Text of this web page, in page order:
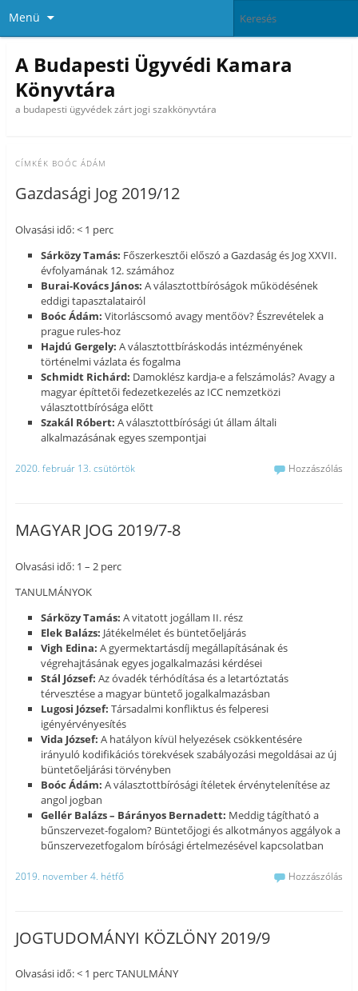
Menü
A Budapesti Ügyvédi Kamara
Könyvtára
a budapesti ügyvédek zárt jogi szakkönyvtára
CÍMKÉK BOÓC ÁDÁM
Gazdasági Jog 2019/12
Olvasási idő: < 1 perc
Sárközy Tamás: Főszerkesztői előszó a Gazdaság és Jog XXVII.
évfolyamának 12. számához
Burai-Kovács János: A választottbíróságok működésének
eddigi tapasztalatairól
Boóc Ádám: Vitorláscsomó avagy mentőöv? Észrevételek a
prague rules-hoz
Hajdú Gergely: A választottbíráskodás intézményének
történelmi vázlata és fogalma
Schmidt Richárd: Damoklész kardja-e a felszámolás? Avagy a
magyar építtetői fedezetkezelés az ICC nemzetközi
választottbírósága előtt
Szakál Róbert: A választottbírósági út állam általi
alkalmazásának egyes szempontjai
2020. február 13. csütörtök Hozzászólás
MAGYAR JOG 2019/7-8
Olvasási idő: 1 – 2 perc
TANULMÁNYOK
Sárközy Tamás: A vitatott jogállam II. rész
Elek Balázs: Játékelmélet és büntetőeljárás
Vigh Edina: A gyermektartásdíj megállapításának és
végrehajtásának egyes jogalkalmazási kérdései
Stál József: Az óvadék térhódítása és a letartóztatás
térvesztése a magyar büntető jogalkalmazásban
Lugosi József: Társadalmi konfliktus és felperesi
igényérvényesítés
Vida József: A hatályon kívül helyezések csökkentésére
irányuló kodifikációs törekvések szabályozási megoldásai az új
büntetőeljárási törvényben
Boóc Ádám: A választottbírósági ítéletek érvénytelenítése az
angol jogban
Gellér Balázs – Bárányos Bernadett: Meddig tágítható a
bűnszervezet-fogalom? Büntetőjogi és alkotmányos aggályok a
bűnszervezetfogalom bírósági értelmezésével kapcsolatban
2019. november 4. hétfő Hozzászólás
JOGTUDOMÁNYI KÖZLÖNY 2019/9
Olvasási idő: < 1 perc TANULMÁNY